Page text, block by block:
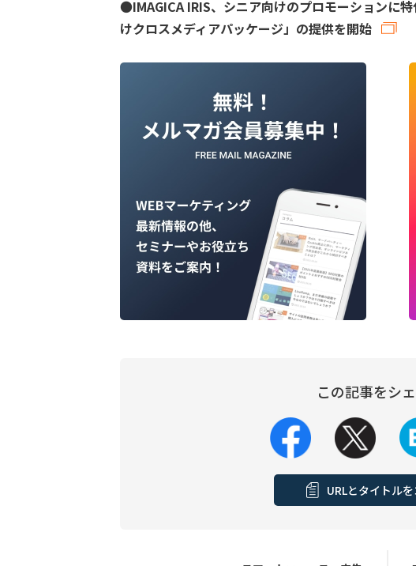
●IMAGICA IRIS、シニア向けのプロモーションに
けクロスメディアパッケージ」の提供を開始
この記事をシ
URLとタイトル